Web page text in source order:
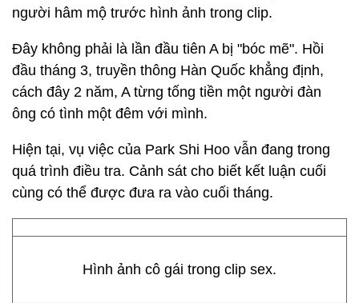
người hâm mộ trước hình ảnh trong clip.
Đây không phải là lần đầu tiên A bị "bóc mẽ". Hồi
đầu tháng 3, truyền thông Hàn Quốc khẳng định,
cách đây 2 năm, A từng tống tiền một người đàn
ông có tình một đêm với mình.
Hiện tại, vụ việc của Park Shi Hoo vẫn đang trong
quá trình điều tra. Cảnh sát cho biết kết luận cuối
cùng có thể được đưa ra vào cuối tháng.
Hình ảnh cô gái trong clip sex.